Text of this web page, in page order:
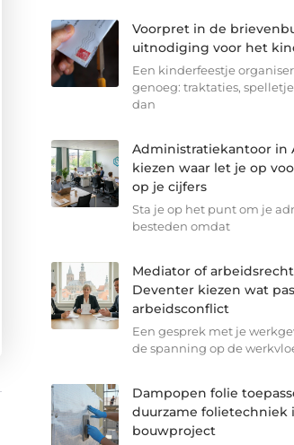
Voorpret in de
uitnodiging voor het
Een kinderfeestje
genoeg: traktaties,
dan
Administratiekantoor in
kiezen waar let je op
op je cijfers
Sta je op het punt om je
besteden omdat
Mediator of
Deventer kiezen wat
arbeidsconflict
Een gesprek met je
de spanning op de
Dampopen folie
duurzame folietechniek
bouwproject